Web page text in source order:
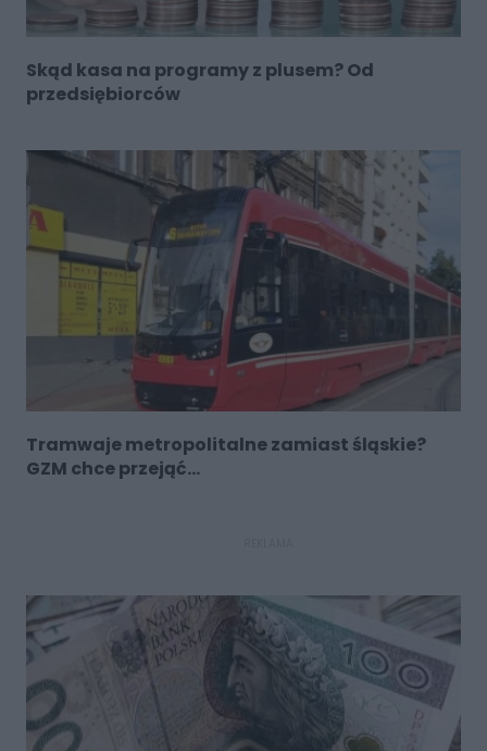
Skąd kasa na programy z plusem? Od
przedsiębiorców
Tramwaje metropolitalne zamiast śląskie?
GZM chce przejąć...